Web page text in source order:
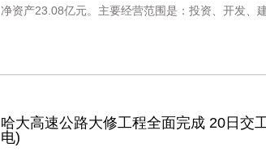
净资产23.08亿元。主要经营范围是：投资、开发、
哈大高速公路大修工程全面完成 20日交
电)